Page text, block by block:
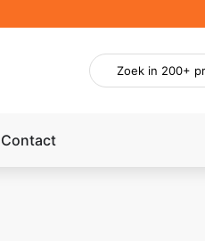
Contact